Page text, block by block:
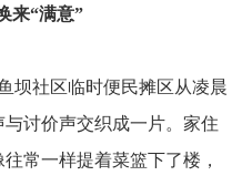
来“满意”
社区临时便民摊区从凌晨
讨价声交织成一片。家住
常一样提着菜篮下了楼，